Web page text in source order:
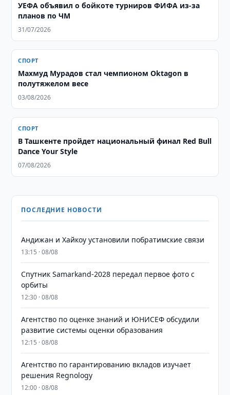
УЕФА объявил о бойкоте турниров ФИФА из-за
планов по ЧМ
31/07/2026
СПОРТ
Махмуд Мурадов стал чемпионом Oktagon в
полутяжелом весе
03/08/2026
СПОРТ
В Ташкенте пройдет национальный финал Red Bull
Dance Your Style
07/08/2026
ПОСЛЕДНИЕ НОВОСТИ
Андижан и Хайкоу установили побратимские связи
13:15 · 08/08
Спутник Samarkand-2028 передал первое фото с
орбиты
12:30 · 08/08
Агентство по оценке знаний и ЮНИСЕФ обсудили
развитие системы оценки образования
12:15 · 08/08
Агентство по гарантированию вкладов изучает
решения Regnology
12:00 · 08/08